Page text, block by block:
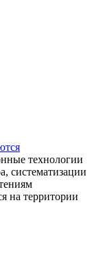
технологии
систематизации
на территории